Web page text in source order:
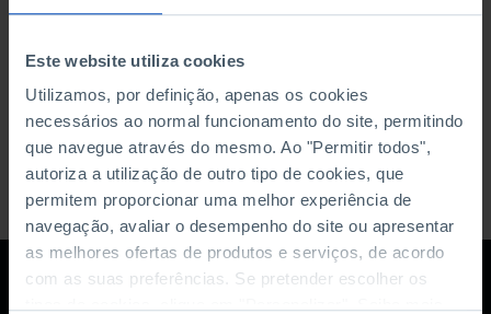
Este website utiliza cookies
Utilizamos, por definição, apenas os cookies
necessários ao normal funcionamento do site, permitindo
que navegue através do mesmo. Ao "Permitir todos",
autoriza a utilização de outro tipo de cookies, que
permitem proporcionar uma melhor experiência de
navegação, avaliar o desempenho do site ou apresentar
as melhores ofertas de produtos e serviços, de acordo
com as suas preferências. Se pretender escolher os